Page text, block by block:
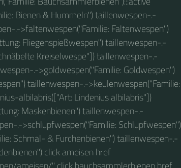
Bienen & Hummeln") taillenwespen-.-
.->faltenwespen("Familie: Faltenwespen")
Fliegenspießwespen") taillenwespen-.-
Kreiselwespe"]) taillenwespen-.-
.->goldwespen("Familie: Goldwespen")
taillenwespen-.->keulenwespen("Familie:
albilabris(["Art: Lindenius albilabris"])
Maskenbienen") taillenwespen-.-
.->schlupfwespen("Familie: Schlupfwespen")
Schmal- & Furchenbienen") taillenwespen-.-
click ameisen href